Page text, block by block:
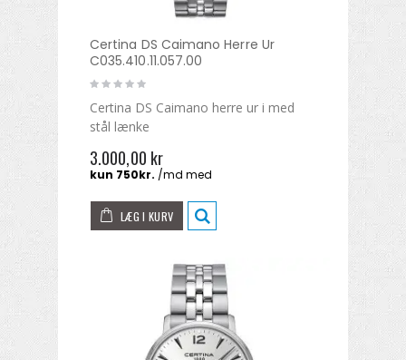
Certina DS Caimano Herre Ur
C035.410.11.057.00
Certina DS Caimano herre ur i med
stål lænke
3.000,00 kr
LÆG I KURV